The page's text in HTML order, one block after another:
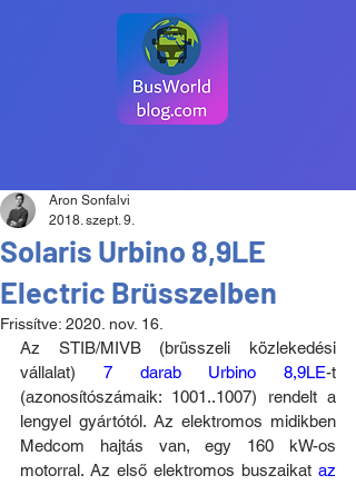
Solaris Urbino 8,9LE
Electric Brüsszelben
Aron Sonfalvi
2018. szept. 9.
Frissítve: 2020. nov. 16.
Az STIB/MIVB (brüsszeli közlekedési
vállalat) 7 darab Urbino 8,9LE-t
(azonosítószámaik: 1001..1007) rendelt a
lengyel gyártótól. Az elektromos midikben
Medcom hajtás van, egy 160 kW-os
motorral. Az első elektromos buszaikat az